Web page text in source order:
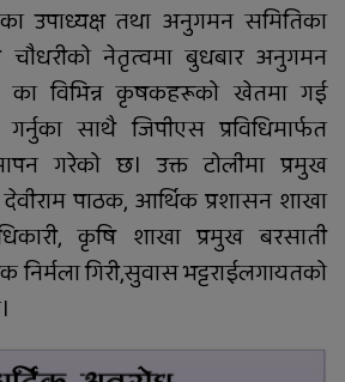
तालिम र रोजगारीमा जोड्न ६
सम्झौता
नाल भरुवा बन्दुक बरामद
उपाध्यक्ष तथा अनुगमन समितिका
नेतृत्वमा बुधबार अनुगमन
का विभिन्न कृषकहरूको खेतमा गई
साथै जिपीएस प्रविधिमार्फत
गरेको छ। उक्त टोलीमा प्रमुख
पाठक, आर्थिक प्रशासन शाखा
कृषि शाखा प्रमुख बरसाती
निर्मला गिरी,सुवास भट्टराईलगायतको